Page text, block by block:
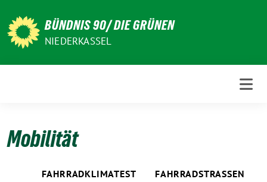
zum
Inhalt
BÜNDNIS 90/ DIE GRÜNEN
NIEDERKASSEL
Mobilität
FAHRRADKLIMATEST
FAHRRADSTRASSEN